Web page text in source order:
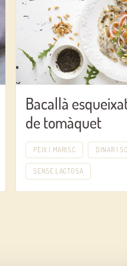
Bacallà
de tomàquet
PEIX I MARISC DINAR I
SENSE LACTOSA